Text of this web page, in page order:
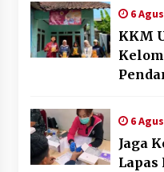
6
KKM
6
Jaga